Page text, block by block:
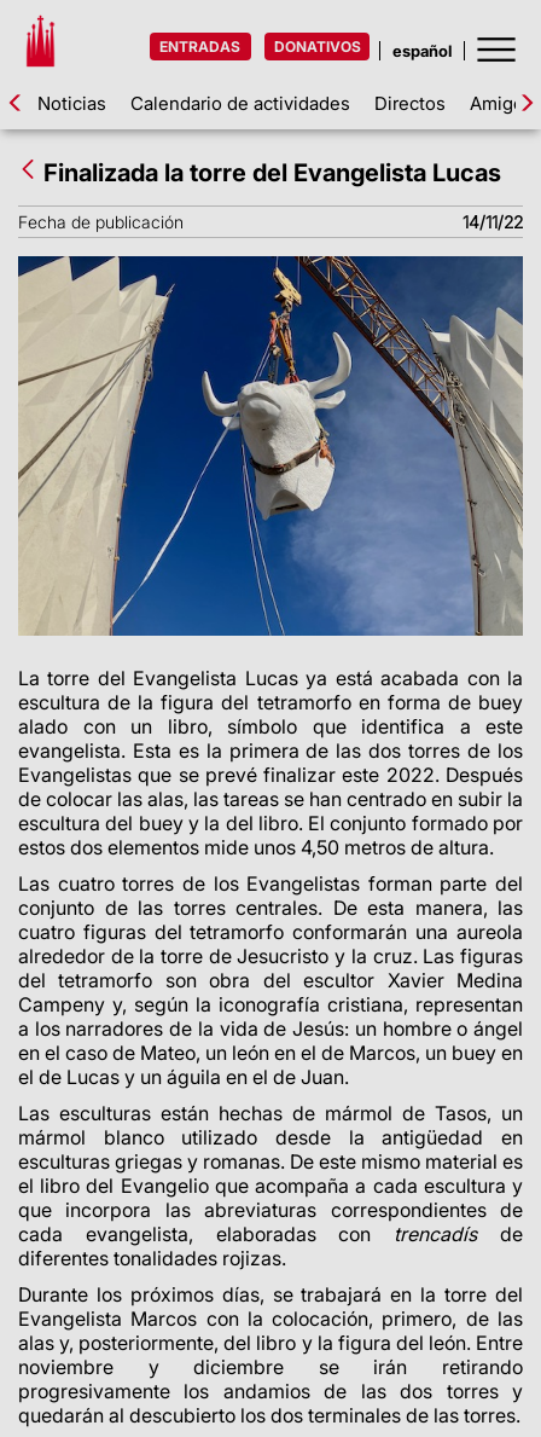
ENTRADAS DONATIVOS
Noticias Calendario de actividades Directos Amigos
Finalizada la torre del Evangelista Lucas
Fecha de publicación 14/11/22
La torre del Evangelista Lucas ya está acabada con la
escultura de la figura del tetramorfo en forma de buey
alado con un libro, símbolo que identifica a este
evangelista. Esta es la primera de las dos torres de los
Evangelistas que se prevé finalizar este 2022. Después
de colocar las alas, las tareas se han centrado en subir la
escultura del buey y la del libro. Elconjunto formado por
estos dos elementos mide unos 4,50 metros de altura.
Las cuatro torres de los Evangelistas forman parte del
conjunto de las torres centrales. De esta manera, las
cuatro figuras del tetramorfo conformarán una aureola
alrededor de la torre de Jesucristo y la cruz. Las figuras
del tetramorfo son obra del escultor Xavier Medina
Campeny y, según la iconografía cristiana, representan
a los narradores de la vida de Jesús: un hombre o ángel
en el caso de Mateo, un león en el de Marcos, un buey en
el de Lucas y un águila en el de Juan.
Las esculturas están hechas de mármol de Tasos, un
mármol blanco utilizado desde la antigüedad en
esculturas griegas y romanas. De este mismo material es
el libro del Evangelio que acompaña a cada escultura y
que incorpora las abreviaturas correspondientes de
cada evangelista, elaboradas con trencadísde
diferentes tonalidades rojizas.
Durante los próximos días, se trabajará en la torre del
Evangelista Marcos con la colocación, primero, de las
alas y, posteriormente, del libro y la figura del león. Entre
noviembre y diciembre se irán retirando
progresivamente los andamios de las dos torres y
quedarán al descubierto los dos terminales de las torres.